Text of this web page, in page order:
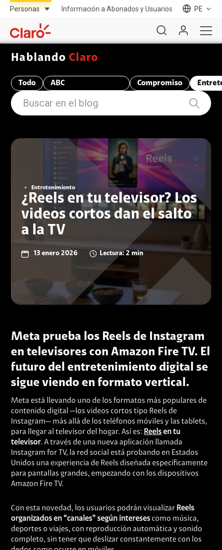
Información a Abonados y Usuarios PE
Hablando Claro
Todo
ABC
Compromiso
Entretenimiento
¿Reels en tu televisor? Los
videos cortos dan el salto
a la TV
13 enero 2026 Lectura: 2 min
Meta prueba los Reels de Instagram
en televisores con Amazon Fire TV. El
futuro del entretenimiento digital se
sigue viendo en formato vertical.
Meta está llevando uno de los formatos más populares de
contenido digital —los videos cortos tipo Reels de
Instagram— más allá de los teléfonos móviles y las tablets,
para llegar al televisor del hogar. Así es: Reelsen tu
televisor. A través de una nueva aplicación llamada
Instagram for TV, la red social está probando en Estados
Unidos una experiencia de Reels diseñada específicamente
para pantallas grandes, empezando con los dispositivos
Amazon Fire TV.
Con esta novedad, los usuarios podrán visualizar Reels
organizados en “canales” según intereses como música,
deportes o viajes, con reproducción automática y sonido
completo, sin tener que deslizar constantemente con los